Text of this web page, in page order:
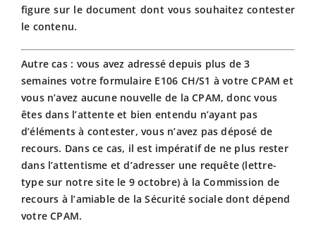
figure sur le document dont vous souhaitez contester
le contenu.
Autre cas : vous avez adressé depuis plus de 3
semaines votre formulaire E106 CH/S1 à votre CPAM et
vous n’avez aucune nouvelle de la CPAM, donc vous
êtes dans l’attente et bien entendu n’ayant pas
d’éléments à contester, vous n’avez pas déposé de
recours. Dans ce cas, il est impératif de ne plus rester
dans l’attentisme et d’adresser une requête (lettre-
type sur notre site le 9 octobre) à la Commission de
recours à l’amiable de la Sécurité sociale dont dépend
votre CPAM.